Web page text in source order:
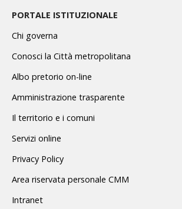
PORTALE ISTITUZIONALE
Chi governa
Conosci la Città metropolitana
Albo pretorio on-line
Amministrazione trasparente
Il territorio e i comuni
Servizi online
Privacy Policy
Area riservata personale CMM
Intranet